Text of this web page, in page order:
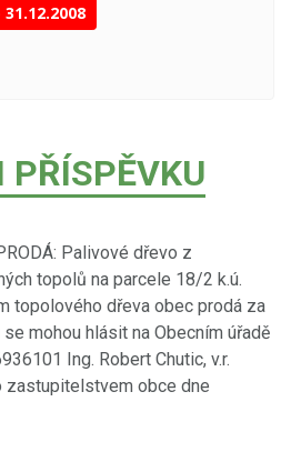
31.12.2008
PŘÍSPĚVKU
Palivové dřevo z
topolů na parcele 18/2 k.ú.
topolového dřeva obec prodá za
mohou hlásit na Obecním úřadě
Ing. Robert Chutic, v.r.
zastupitelstvem obce dne